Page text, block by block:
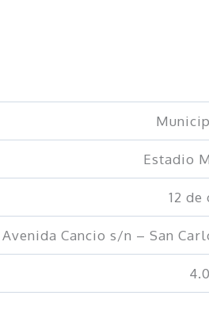
Estadio
12 de
Avenida Cancio s/n – San